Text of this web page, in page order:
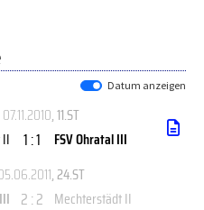
Datum anzeigen
, 11.ST
1 : 1
FSV Ohratal III
, 24.ST
2 : 2 Mechterstädt II